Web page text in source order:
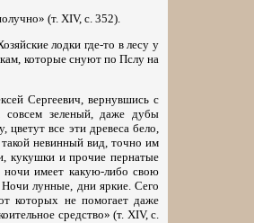
(т. XIV, с. 352).
лодки где-то в лесу у
которые снуют по Пслу на
Сергеевич, вернувшись с
совсем зеленый, даже дубы
все эти древеса бело,
невинный вид, точно им
кукушки и прочие пернатые
имеет какую-либо свою
Ночи лунные, дни яркие. Сего
которых не помогает даже
средство» (т. XIV, с.